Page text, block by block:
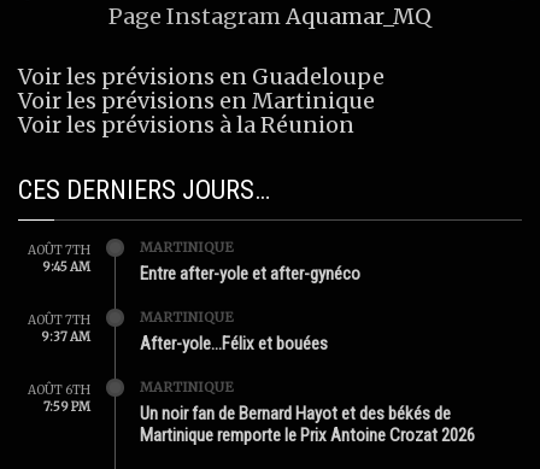
Page InstagramAquamar_MQ
Voir les prévisions en Guadeloupe
Voir les prévisions en Martinique
Voir les prévisions à la Réunion
CES DERNIERS JOURS…
AOÛT 7TH
9:45 AM
MARTINIQUE
Entre after-yole et after-gynéco
AOÛT 7TH
9:37 AM
MARTINIQUE
After-yole…Félix et bouées
AOÛT 6TH
7:59 PM
MARTINIQUE
Un noir fan de Bernard Hayot et des békés de
Martinique remporte le Prix Antoine Crozat 2026